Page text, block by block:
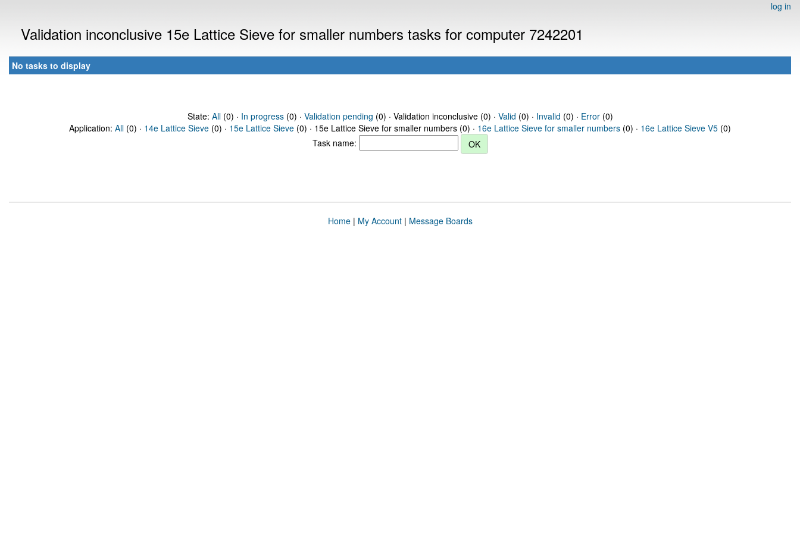
log in
Validation inconclusive 15e Lattice Sieve for smaller numbers tasks for computer 7242201
No tasks to display
State: All(0) · In progress(0) · Validation pending (0) · Validation inconclusive (0) · Valid (0) · Invalid (0) · Error(0)
Application: All (0) · 14e Lattice Sieve (0) · 15e Lattice Sieve (0) · 15e Lattice Sieve for smaller numbers (0) · 16e Lattice Sieve for smaller numbers (0) · 16e Lattice Sieve V5 (0)
Task name:
Home| My Account| Message Boards